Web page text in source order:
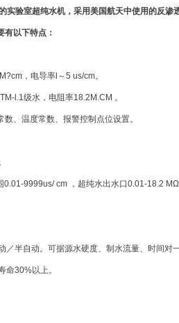
实验室超纯水机，采用美国航天中使用的反
有以下特点：
，电导率l～5 us/cm。
l.1级水，电阻率18.2M.CM 。
、温度常数、报警控制点位设置。
9999us/ cm ，超纯水出水口0.01-18.2
半自动。可据源水硬度、制水流量、时间对
30%以上。